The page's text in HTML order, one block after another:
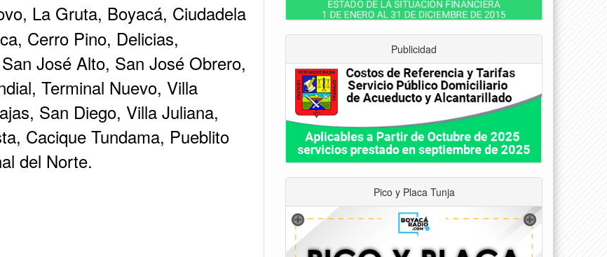
La Gruta, Boyacá, Ciudadela
Cerro Pino, Delicias,
José Alto, San José Obrero,
Terminal Nuevo, Villa
San Diego, Villa Juliana,
Cacique Tundama, Pueblito
del Norte.
Publicidad
Pico y Placa Tunja